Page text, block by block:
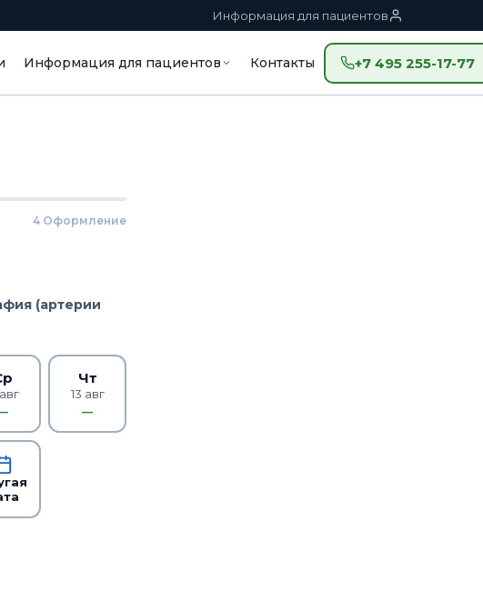
Информация для пациентов
Информация для пациентов Контакты +7 495 255-17-77
4 Оформление
(артерии
Чт
13 авг
—